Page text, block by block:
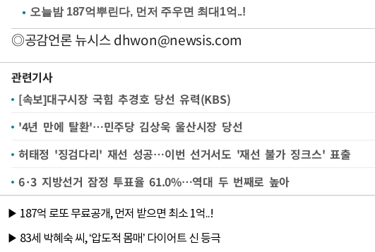
◎공감언론 뉴시스dhwon@newsis.com
관련기사
[속보]대구시장 국힘 추경호 당선 유력(KBS)
'4년 만에 탈환'…민주당 김상욱 울산시장 당선
허태정 '징검다리' 재선 성공…이번 선거서도 '재선 불가 징크스' 표출
6·3 지방선거 잠정 투표율 61.0%…역대 두 번째로 높아